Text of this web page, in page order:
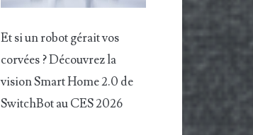
Et si un robot gérait vos
corvées ? Découvrez la
vision Smart Home 2.0 de
SwitchBot au CES 2026